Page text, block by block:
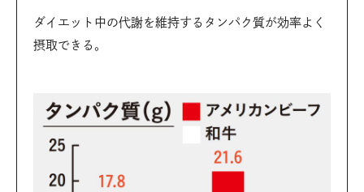
ダイエット中の代謝を維持するタンパク質が効率よく
摂取できる。